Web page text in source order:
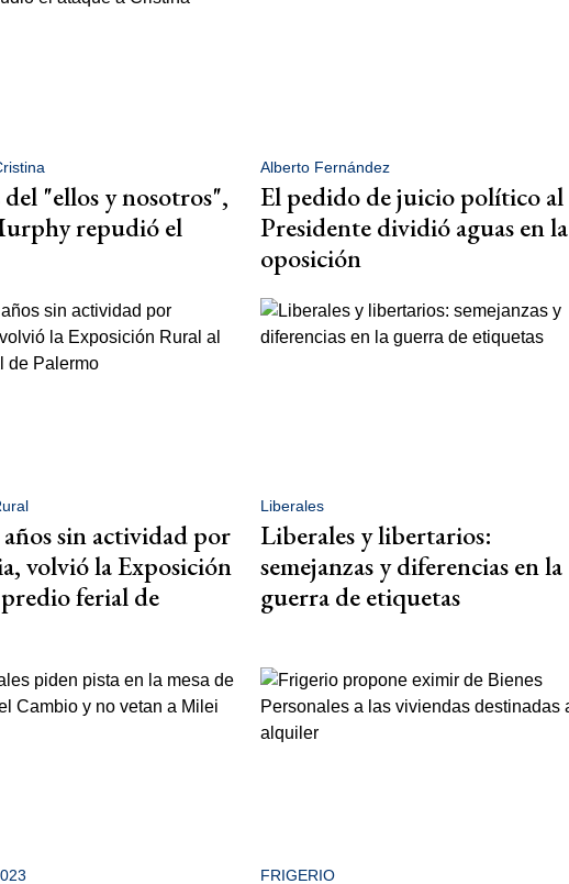
del "ellos y nosotros",
repudió el
Alberto Fernández
El pedido de juicio político al
Presidente dividió aguas en la
oposición
sin actividad por
volvió la Exposición
ferial de
Liberales
Liberales y libertarios:
semejanzas y diferencias en la
guerra de etiquetas
FRIGERIO